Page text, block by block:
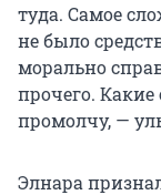
туда. Самое
не было
морально
прочего.
промолчу, —
Элнара